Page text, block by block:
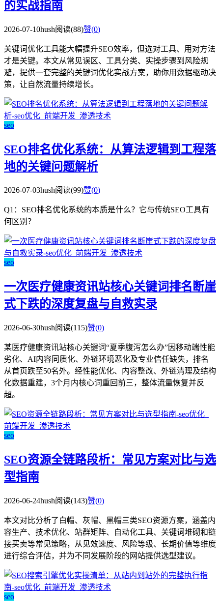
的实战指南
2026-07-10hush阅读(88)赞(0)
关键词优化工具能大幅提升SEO效率，但选对工具、用对方法
才是关键。本文从常见误区、工具分类、实操步骤到风险规
避，提供一套完整的关键词优化实战方案，助你用数据驱动决
策，让自然流量持续增长。
seo
SEO排名优化系统：从算法逻辑到工程落
地的关键问题解析
2026-07-03hush阅读(99)赞(0)
Q1：SEO排名优化系统的本质是什么？它与传统SEO工具有
何区别？
seo
一次医疗健康资讯站核心关键词排名断崖
式下跌的深度复盘与自救实录
2026-06-30hush阅读(115)赞(0)
某医疗健康资讯站核心关键词“夏季腹泻怎么办”因移动端性能
劣化、AI内容同质化、外链环境恶化及专业信任缺失，排名
从首页跌至50名外。经性能优化、内容整改、外链清理及结构
化数据重建，3个月内核心词重回前三，整体流量恢复并反
超。
seo
SEO资源全链路段析：常见方案对比与选
型指南
2026-06-24hush阅读(143)赞(0)
本文对比分析了白帽、灰帽、黑帽三类SEO资源方案，涵盖内
容生产、技术优化、站群矩阵、自动化工具、关键词堆砌和链
接买卖等常见策略，从见效速度、风险等级、长期价值等维度
进行综合评估，并为不同发展阶段的网站提供选型建议。
seo